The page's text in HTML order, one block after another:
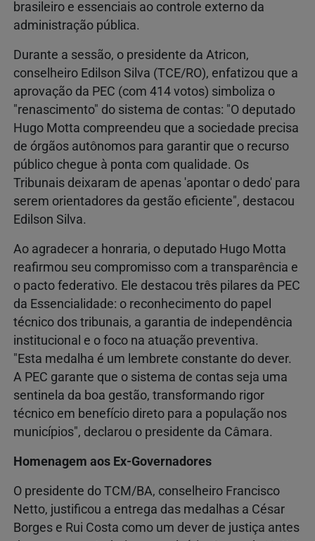
brasileiro e essenciais ao controle externo da
administração pública.
Durante a sessão, o presidente da Atricon,
conselheiro Edilson Silva (TCE/RO), enfatizou que a
aprovação da PEC (com 414 votos) simboliza o
"renascimento" do sistema de contas: "O deputado
Hugo Motta compreendeu que a sociedade precisa
de órgãos autônomos para garantir que o recurso
público chegue à ponta com qualidade. Os
Tribunais deixaram de apenas 'apontar o dedo' para
serem orientadores da gestão eficiente", destacou
Edilson Silva.
Ao agradecer a honraria, o deputado Hugo Motta
reafirmou seu compromisso com a transparência e
o pacto federativo. Ele destacou três pilares da PEC
da Essencialidade: o reconhecimento do papel
técnico dos tribunais, a garantia de independência
institucional e o foco na atuação preventiva.
"Esta medalha é um lembrete constante do dever.
A PEC garante que o sistema de contas seja uma
sentinela da boa gestão, transformando rigor
técnico em benefício direto para a população nos
municípios", declarou o presidente da Câmara.
Homenagem aos Ex-Governadores
O presidente do TCM/BA, conselheiro Francisco
Netto, justificou a entrega das medalhas a César
Borges e Rui Costa como um dever de justiça antes